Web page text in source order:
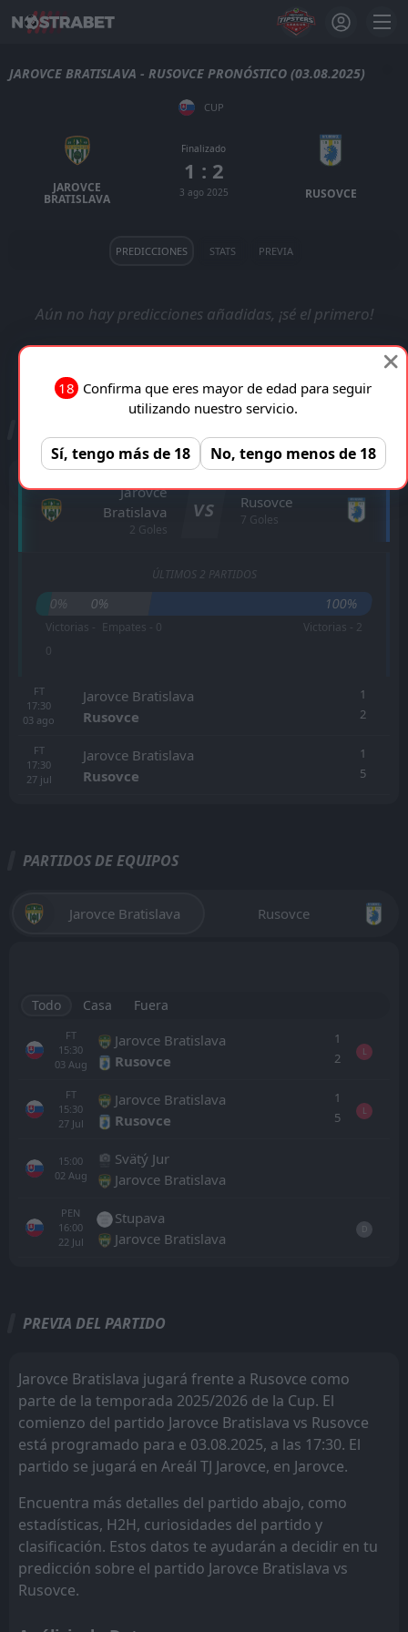
JAROVCE BRATISLAVA - RUSOVCE PRONÓSTICO (03.08.2025)
CUP
JAROVCE
BRATISLAVA
Finalizado
1 : 2
3 ago 2025 RUSOVCE
PREDICCIONES STATS PREVIA
Aún no hay predicciones añadidas, ¡sé el primero!
Jarovce
Bratislava
2 Goles
VS Rusovce
7 Goles
ÚLTIMOS 2 PARTIDOS
0% 0% 100%
Victorias -
0
Empates - 0 Victorias - 2
FT
17:30
03 ago
Jarovce Bratislava
Rusovce
1
2
FT
17:30
27 jul
Jarovce Bratislava
Rusovce
1
5
PARTIDOS DE EQUIPOS
Jarovce Bratislava Rusovce
Todo Casa Fuera
FT
15:30
03 Aug
Jarovce Bratislava
Rusovce
1
2
L
FT
15:30
27 Jul
Jarovce Bratislava
Rusovce
1
5
L
15:00
02 Aug
Svätý Jur
Jarovce Bratislava
PEN
16:00
22 Jul
Stupava
Jarovce Bratislava
D
Sep
FT
03Aug
Jarovce Bratislava
Rusovce
2
W
FT
15:00
Rusovce
2
FT
15:30
27Jul
Jarovce Bratislava
Rusovce
5
15:00
Rusovce
PREVIA DEL PARTIDO
Jarovce Bratislava jugará frente a Rusovce como
parte de la temporada 2025/2026 de la Cup. El
comienzo del partido Jarovce Bratislava vs Rusovce
está programado para e 03.08.2025, a las 17:30. El
partido se jugará en Areál TJ Jarovce, en Jarovce.
Encuentra más detalles del partido abajo, como
estadísticas, H2H, curiosidades del partido y
clasificación. Estos datos te ayudarán a decidir en tu
predicción sobre el partido Jarovce Bratislava vs
Rusovce.
18 Confirma que eres mayor de edad para seguir
utilizando nuestro servicio.
Sí, tengo más de 18 No, tengo menos de 18